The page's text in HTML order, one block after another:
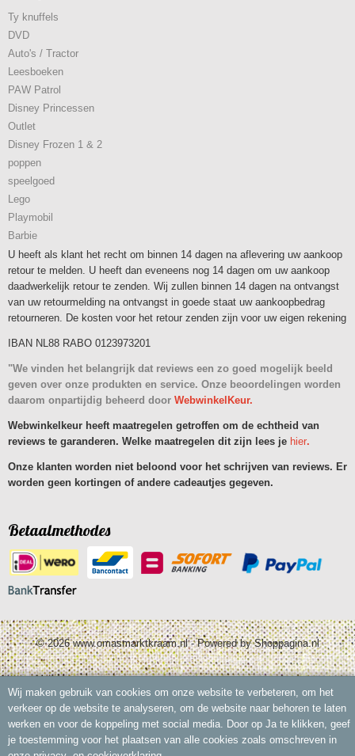
Ty knuffels
DVD
Auto's / Tractor
Leesboeken
PAW Patrol
Disney Princessen
Outlet
Disney Frozen 1 & 2
poppen
speelgoed
Lego
Playmobil
Barbie
U heeft als klant het recht om binnen 14 dagen na aflevering uw aankoop
retour te melden. U heeft dan eveneens nog 14 dagen om uw aankoop
daadwerkelijk retour te zenden. Wij zullen binnen 14 dagen na ontvangst
van uw retourmelding na ontvangst in goede staat uw aankoopbedrag
retourneren. De kosten voor het retour zenden zijn voor uw eigen rekening
IBAN NL88 RABO 0123973201
"We vinden het belangrijk dat reviews een zo goed mogelijk beeld
geven over onze produkten en service. Onze beoordelingen worden
daarom onpartijdig beheerd door WebwinkelKeur.
Webwinkelkeur heeft maatregelen getroffen om de echtheid van
reviews te garanderen. Welke maatregelen dit zijn lees je hier.
Onze klanten worden niet beloond voor het schrijven van reviews. Er
worden geen kortingen of andere cadeautjes gegeven.
Betaalmethodes
© 2026 www.omasmarktkraam.nl - Powered by Shoppagina.nl
Wij maken gebruik van cookies om onze website te verbeteren, om het
verkeer op de website te analyseren, om de website naar behoren te laten
werken en voor de koppeling met social media. Door op Ja te klikken, geef
je toestemming voor het plaatsen van alle cookies zoals omschreven in